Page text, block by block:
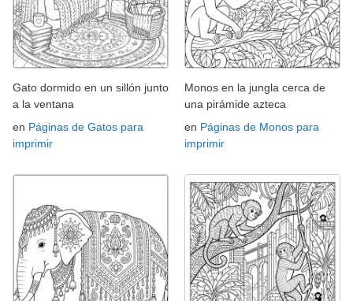
Gato dormido en un sillón junto
a la ventana
en Páginas de Gatos para
imprimir
Monos en la jungla cerca de
una pirámide azteca
en Páginas de Monos para
imprimir